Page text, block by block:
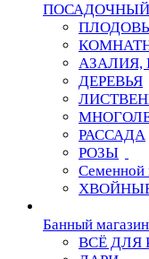
АЗАЛИЯ,
ДЕРЕВЬЯ
РАССАДА
РОЗЫ
Семенной
Банный
ВСЁ ДЛЯ